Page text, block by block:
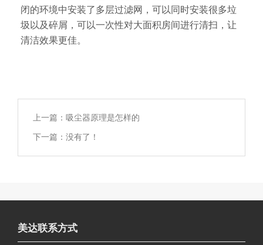
闭的环境中安装了多层过滤网，可以同时安装很多垃
圾以及碎屑，可以一次性对大面积房间进行清扫，让
清洁效果更佳。
上一篇： 吸尘器原理是怎样的
下一篇：没有了！
美达联系方式